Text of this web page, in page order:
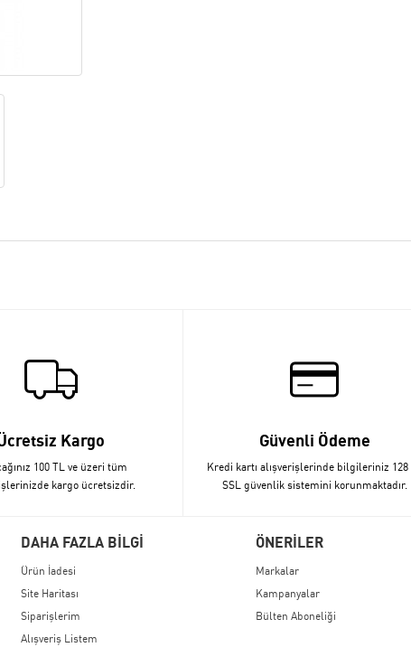
Kargo
100 TL ve üzeri tüm
kargo ücretsizdir.
Güvenli Ödeme
Kredi kartı alışverişlerinde bilgileriniz
SSL güvenlik sistemini korunmaktadır.
DAHA FAZLA BİLGİ
Ürün İadesi
Site Haritası
Siparişlerim
Alışveriş Listem
ÖNERİLER
Markalar
Kampanyalar
Bülten Aboneliği